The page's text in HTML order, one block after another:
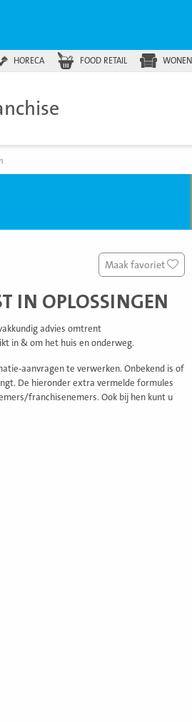
HORECA FOOD RETAIL WONEN
Maak favoriet
IN OPLOSSINGEN
advies omtrent
in & om het huis en onderweg.
aanvragen te verwerken. Onbekend is of
De hieronder extra vermelde formules
franchisenemers. Ook bij hen kunt u